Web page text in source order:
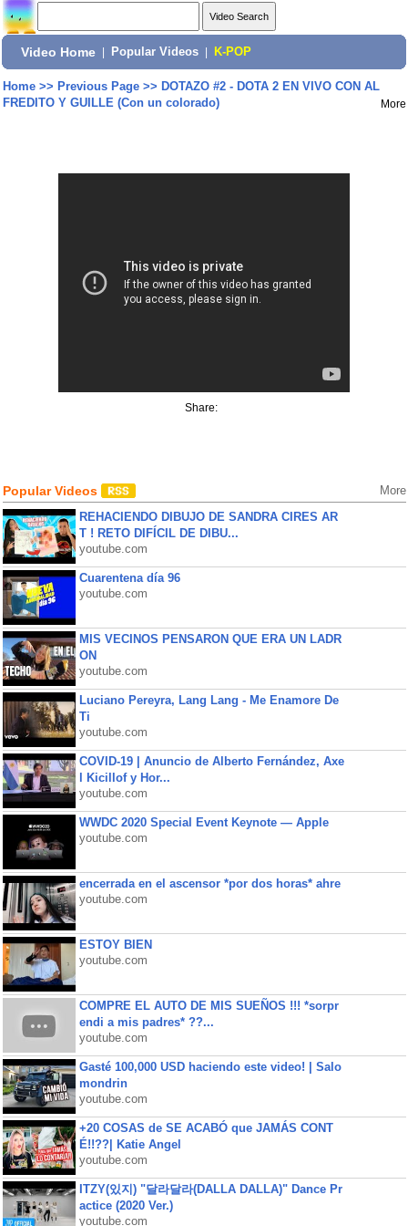
Video Home Popular Videos K-POP
Home>> Previous Page>> DOTAZO #2 - DOTA 2 EN VIVO CON AL
FREDITO Y GUILLE (Con un colorado)
More
Share:
Popular Videos More
REHACIENDO DIBUJO DE SANDRA CIRES AR
T ! RETO DIFÍCIL DE DIBU...
youtube.com
Cuarentena día 96
youtube.com
MIS VECINOS PENSARON QUE ERA UN LADR
ON
youtube.com
Luciano Pereyra, Lang Lang - Me Enamore De
Ti
youtube.com
COVID-19 | Anuncio de Alberto Fernández, Axe
l Kicillof y Hor...
youtube.com
WWDC 2020 Special Event Keynote — Apple
youtube.com
encerrada en el ascensor *por dos horas* ahre
youtube.com
ESTOY BIEN
youtube.com
COMPRE EL AUTO DE MIS SUEÑOS !!! *sorpr
endi a mis padres* ??...
youtube.com
Gasté 100,000 USD haciendo este video! | Salo
mondrin
youtube.com
+20 COSAS de SE ACABÓ que JAMÁS CONT
É!!??| Katie Angel
youtube.com
ITZY(있지) "달라달라(DALLA DALLA)" Dance Pr
actice (2020 Ver.)
youtube.com